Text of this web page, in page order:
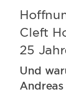
Cleft
25
Und